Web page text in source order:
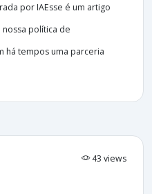
por IAEsse é um artigo
política de
há tempos uma parceria
43 views